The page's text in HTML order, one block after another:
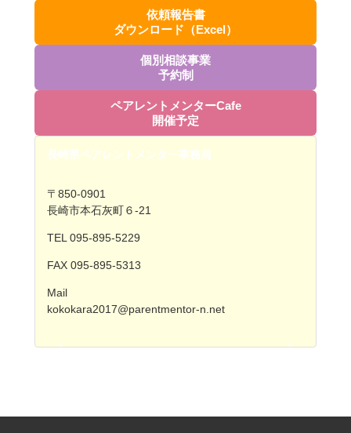
依頼報告書
ダウンロード（Excel）
個別相談事業
予約制
ペアレントメンターCafe
開催予定
長崎県ペアレントメンター事務局
〒850-0901
長崎市本石灰町６-21
TEL 095-895-5229
FAX 095-895-5313
Mail
kokokara2017@parentmentor-n.net